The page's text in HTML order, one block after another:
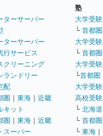
ターサーバー
ターサーバー
行サービス
クリーニング
ランドリー
配
圏 ｜ 東海 ｜ 近畿
キット
圏 ｜ 東海 ｜ 近畿
スーパー
塾
大学受
└ 首都圏
大学受
└ 首都圏
大学受
└首都圏
大学受
高校受
└ 北海道
└ 首都圏
└ 東海 ｜